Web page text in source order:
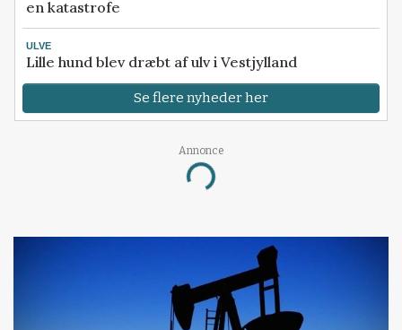
en katastrofe
ULVE
Lille hund blev dræbt af ulv i Vestjylland
Se flere nyheder her
Annonce
Loading...